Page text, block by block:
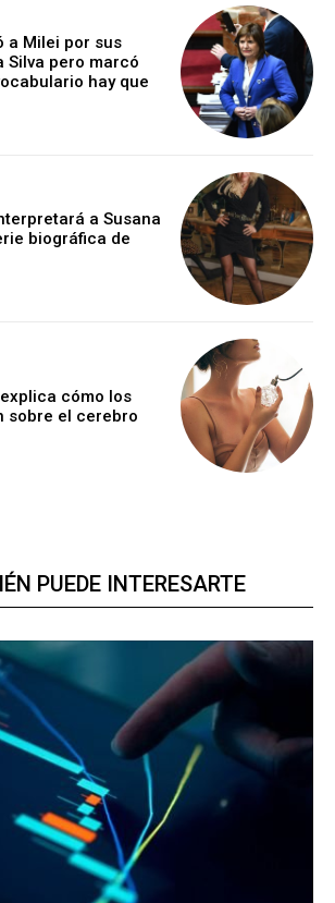
a Milei por sus
Silva pero marcó
hay que
a Susana
biográfica de
cómo los
sobre el cerebro
PUEDE INTERESARTE